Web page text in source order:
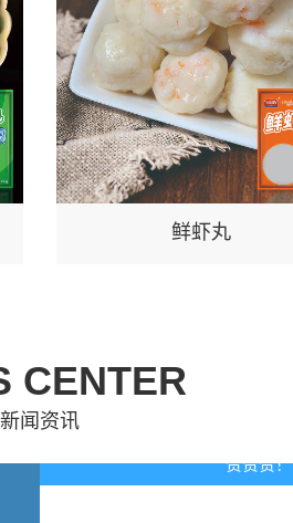
鲜虾丸
CENTER
新闻资讯
赞赞赞